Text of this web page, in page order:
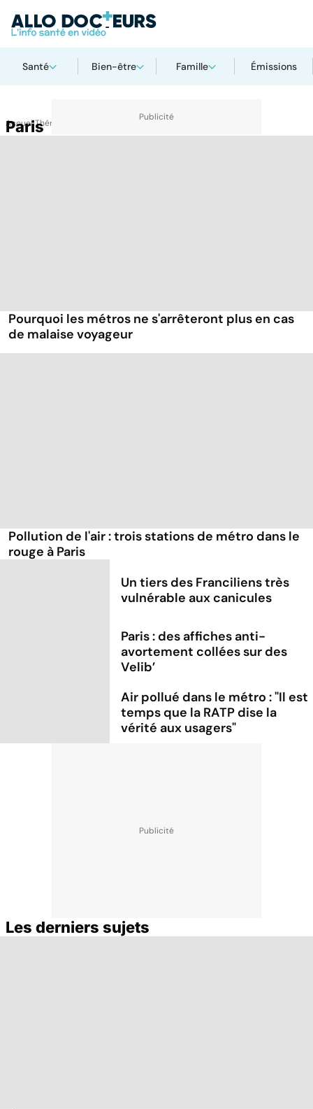
Santé Bien-être Famille Émissions
AccueilThématiques
Paris
Pourquoi les métros ne s'arrêteront plus en cas
de malaise voyageur
Pollution de l'air : trois stations de métro dans le
rouge à Paris
Un tiers des Franciliens très
vulnérable aux canicules
Paris : des affiches anti-
avortement collées sur des
Velib’
Air pollué dans le métro : "Il est
temps que la RATP dise la
vérité aux usagers"
Les derniers sujets